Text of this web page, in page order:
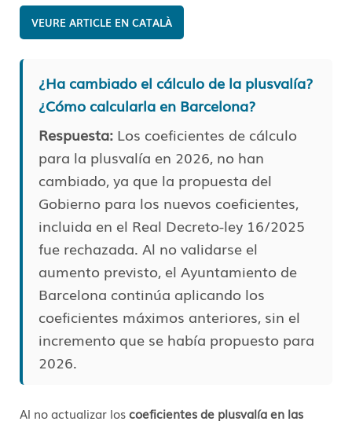
CATALÀ
¿Ha cambiado el cálculo de la plusvalía?
¿Cómo calcularla en Barcelona?
Respuesta: Los coeficientes de cálculo
para la plusvalía en 2026, no han
cambiado, ya que la propuesta del
Gobierno para los nuevos coeficientes,
incluida en el Real Decreto-ley 16/2025
fue rechazada. Al no validarse el
aumento previsto, el Ayuntamiento de
Barcelona continúa aplicando los
coeficientes máximos anteriores, sin el
incremento que se había propuesto para
2026.
Al no actualizar loscoeficientes de plusvalía en las